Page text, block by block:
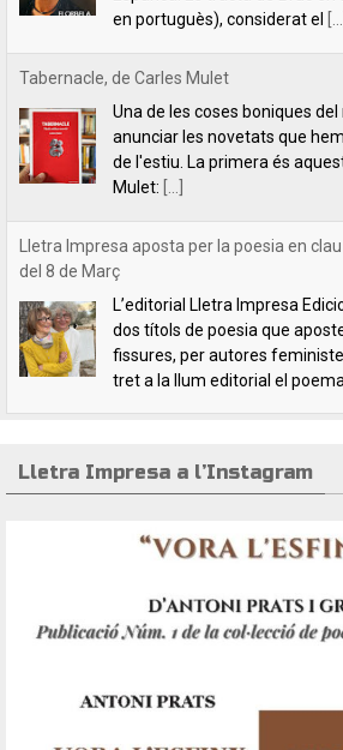
Tabernacle, de Carles Mulet
Una de les coses boniques
de l'estiu. La primera és
Mulet:[...]
Lletra Impresa aposta per la poesia en
del 8 de Març
L’editorial Lletra Impresa
dos títols de poesia que
fissures, per autores
tret a la llum editorial el
Lletra Impresa a l’Instagram